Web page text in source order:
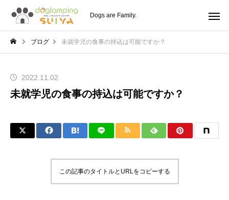
Dogs are Family.
ブログ 未就学児の食事の持込は可能ですか？
2022.11.02
未就学児の食事の持込は可能ですか？
この記事のタイトルとURLをコピーする